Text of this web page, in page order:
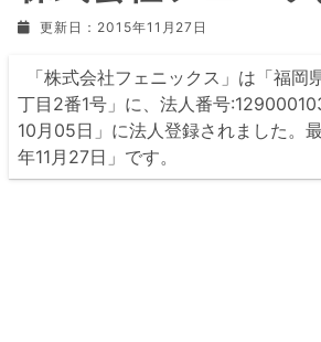
更新日：2015年11月27日
「株式会社フェニックス」は「福岡
丁目2番1号」に、法人番号
10月05日」に法人登録されました。
年11月27日」です。